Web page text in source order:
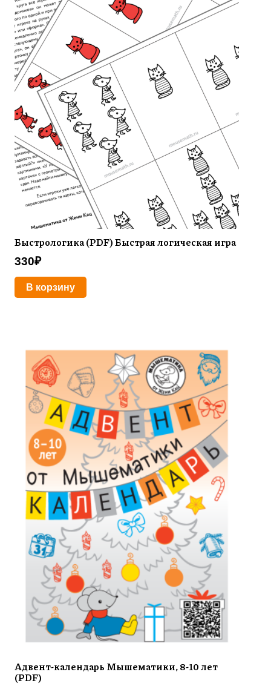
Быстрологика (PDF) Быстрая логическая игра
330₽
В корзину
Адвент-календарь Мышематики, 8-10 лет
(PDF)